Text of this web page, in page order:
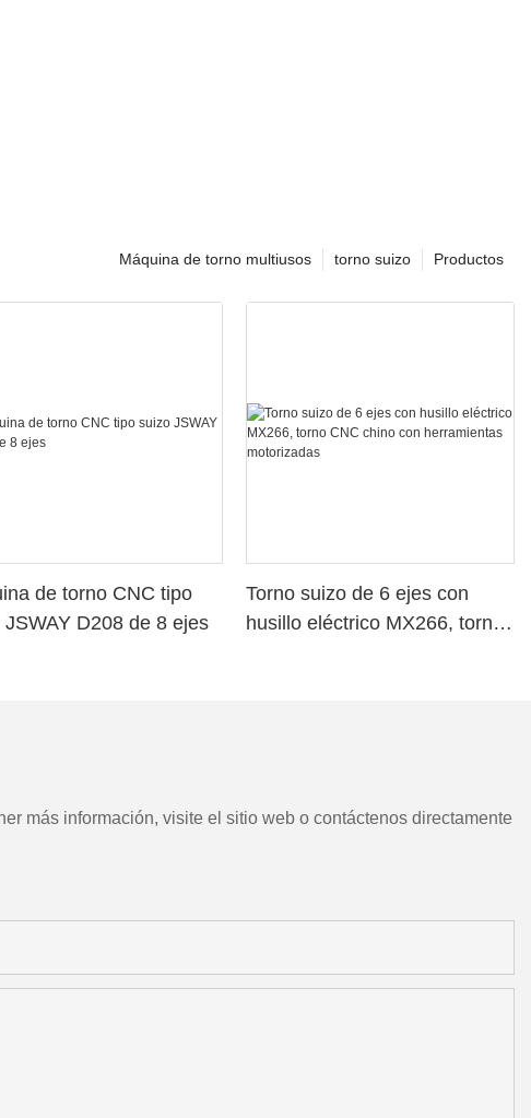
Productos
torno suizo
Máquina de torno multiusos
de torno CNC tipo
JSWAY D208 de 8 ejes
Torno suizo de 6 ejes con
husillo eléctrico MX266, torno
más información, visite el sitio web o contáctenos directamente